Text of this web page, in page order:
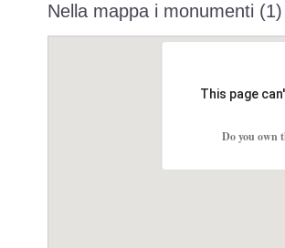
Nella mappa i monumenti
This page
Do you own